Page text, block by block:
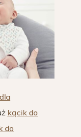
kącik do
do